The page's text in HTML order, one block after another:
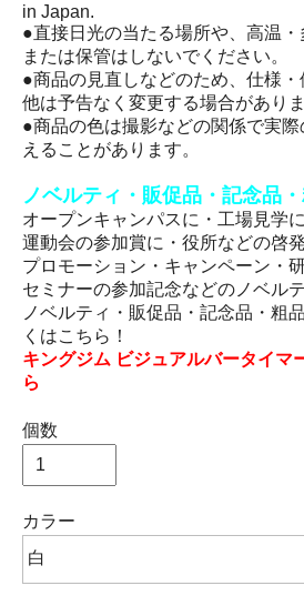
in Japan.
●直接日光の当たる場所や、高温
または保管はしないでください。
●商品の見直しなどのため、仕様
他は予告なく変更する場合がありま
●商品の色は撮影などの関係で実
えることがあります。
ノベルティ・販促品・記念品
オープンキャンパスに・工場見学
運動会の参加賞に・役所などの啓
プロモーション・キャンペーン・
セミナーの参加記念などのノベル
ノベルティ・販促品・記念品・粗
くはこちら！
キングジム ビジュアルバータイマ
ら
個数
カラー